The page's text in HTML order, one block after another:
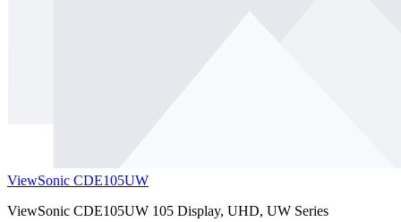
ViewSonic CDE105UW
ViewSonic CDE105UW 105 Display, UHD, UW Series